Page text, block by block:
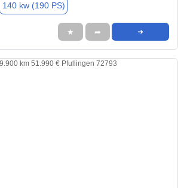
140 kw (190 PS)
★ ➦ ➜